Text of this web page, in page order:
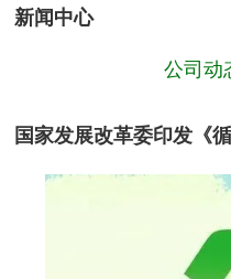
新闻中心
公司动
国家发展改革委印发《